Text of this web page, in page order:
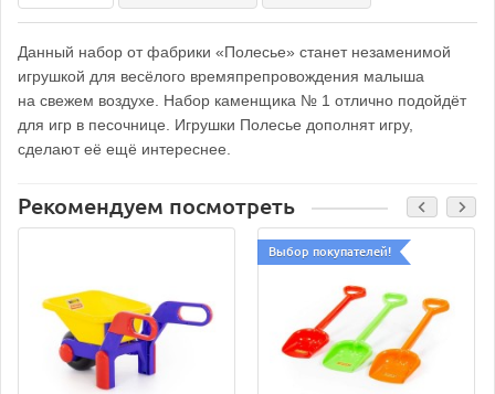
Данный набор от фабрики «Полесье» станет незаменимой
игрушкой для весёлого времяпрепровождения малыша
на свежем воздухе. Набор каменщика № 1 отлично подойдёт
для игр в песочнице. Игрушки Полесье дополнят игру,
сделают её ещё интереснее.
Рекомендуем посмотреть
Выбор покупателей!